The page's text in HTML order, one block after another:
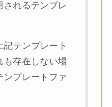
されるテンプレ
テンプレート
も存在しない場
ンプレートファ